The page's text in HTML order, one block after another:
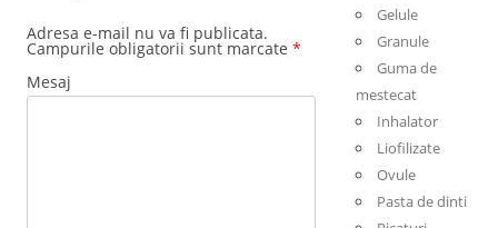
Adresa e-mail nu va fi publicata.
Campurile obligatorii sunt marcate *
Mesaj
Gelule
Granule
Guma de
mestecat
Inhalator
Liofilizate
Ovule
Pasta de dinti